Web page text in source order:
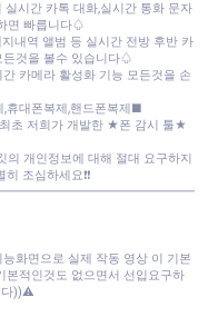
시간 카톡 대화,실시간 통화 문자
면 빠릅니다♤
내역 앨범 등 실시간 전방 후반 카
든것을 볼수 있습니다♤
카메라 활성화 기능 모든것을 손
,휴대폰복제,핸드폰복제■
초 저희가 개발한 ★폰 감시 툴★
의 개인정보에 대해 절대 요구하지
조심하세요❗❗
화면으로 실제 작동 영상 이 기본
본적인것도 없으면서 선입요구하
다))⚠️